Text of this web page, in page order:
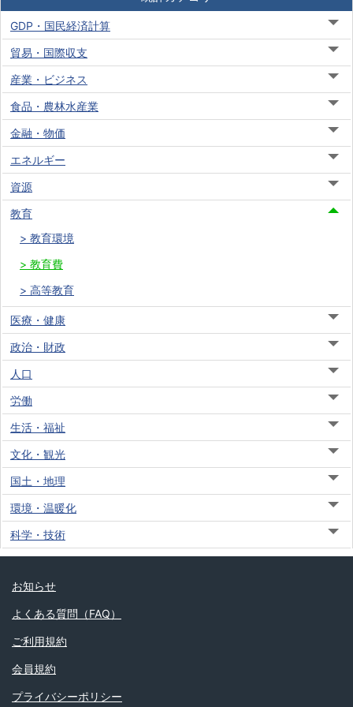
GDP・国民経済計算
貿易・国際収支
産業・ビジネス
食品・農林水産業
金融・物価
エネルギー
資源
教育
教育環境
教育費
高等教育
医療・健康
政治・財政
人口
労働
生活・福祉
文化・観光
国土・地理
環境・温暖化
科学・技術
お知らせ
よくある質問（FAQ）
ご利用規約
会員規約
プライバシーポリシー